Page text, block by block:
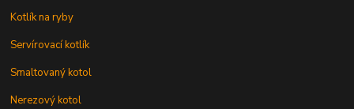
Kotlík na ryby
Servírovací kotlík
Smaltovaný kotol
Nerezový kotol